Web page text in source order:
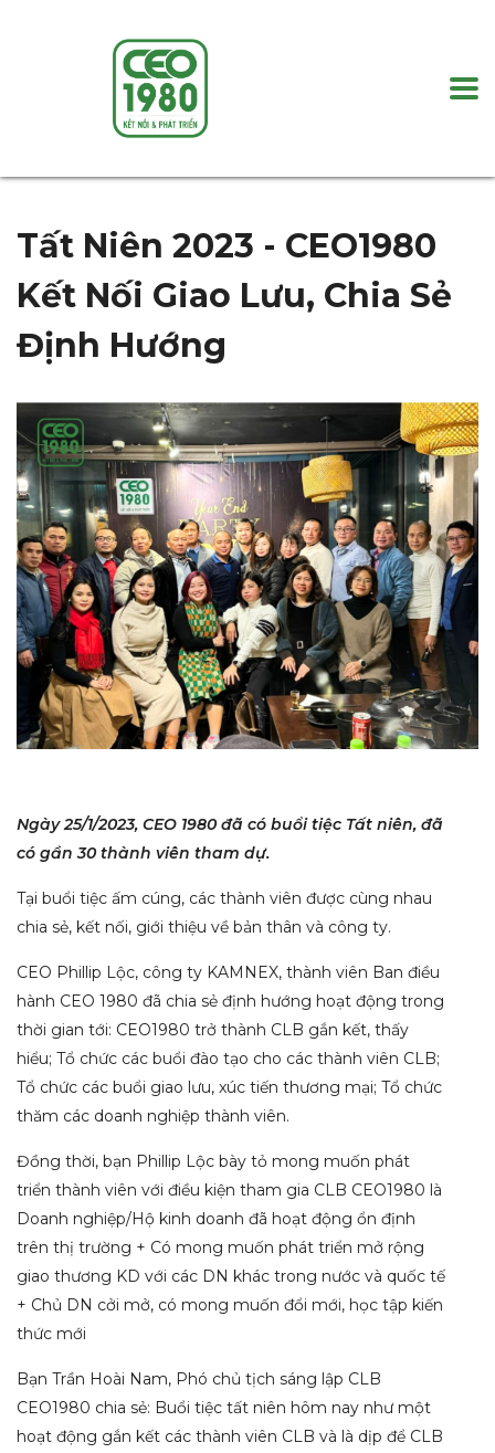
Tất Niên 2023 - CEO1980
Kết Nối Giao Lưu, Chia Sẻ
Định Hướng
Ngày 25/1/2023, CEO 1980 đã có buổi tiệc Tất niên, đã
có gần 30 thành viên tham dự.
Tại buổi tiệc ấm cúng, các thành viên được cùng nhau
chia sẻ, kết nối, giới thiệu về bản thân và công ty.
CEO Phillip Lộc, công ty KAMNEX, thành viên Ban điều
hành CEO 1980 đã chia sẻ định hướng hoạt động trong
thời gian tới: CEO1980 trở thành CLB gắn kết, thấy
hiểu; Tổ chức các buổi đào tạo cho các thành viên CLB;
Tổ chức các buổi giao lưu, xúc tiến thương mại; Tổ chức
thăm các doanh nghiệp thành viên.
Đồng thời, bạn Phillip Lộc bày tỏ mong muốn phát
triển thành viên với điều kiện tham gia CLB CEO1980 là
Doanh nghiệp/Hộ kinh doanh đã hoạt động ổn định
trên thị trường + Có mong muốn phát triển mở rộng
giao thương KD với các DN khác trong nước và quốc tế
+ Chủ DN cởi mở, có mong muốn đổi mới, học tập kiến
thức mới
Bạn Trần Hoài Nam, Phó chủ tịch sáng lập CLB
CEO1980 chia sẻ: Buổi tiệc tất niên hôm nay như một
hoạt động gắn kết các thành viên CLB và là dịp để CLB